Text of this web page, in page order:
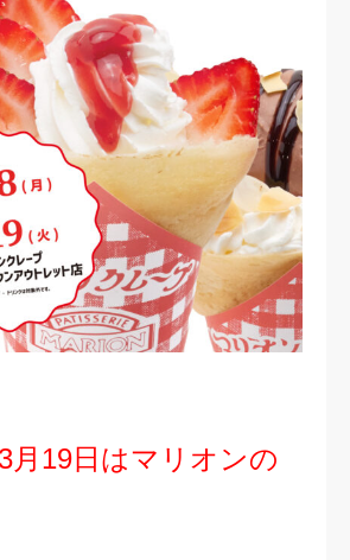
月19日はマリオンの